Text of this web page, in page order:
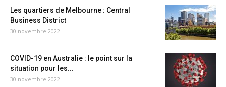
Les quartiers de Melbourne : Central
Business District
30 novembre 2022
COVID-19 en Australie : le point sur la
situation pour les...
30 novembre 2022